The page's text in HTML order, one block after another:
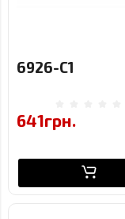
6926-C1
641грн.